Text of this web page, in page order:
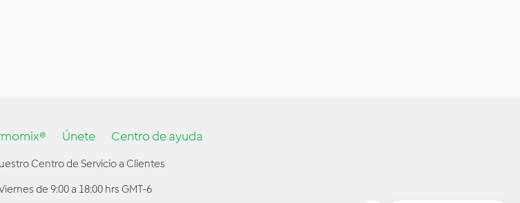
Únete Centro de ayuda
Centro de Servicio a Clientes
de 9:00 a 18:00 hrs GMT-6